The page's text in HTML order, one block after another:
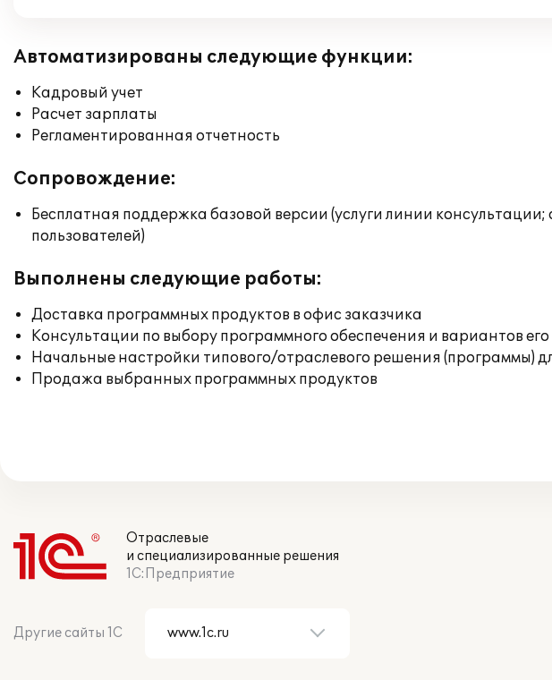
Автоматизированы следующие функции:
Кадровый учет
Расчет зарплаты
Регламентированная отчетность
Сопровождение:
Бесплатная поддержка базовой версии (услуги линии
пользователей)
Выполнены следующие работы:
Доставка программных продуктов в офис заказчика
Консультации по выбору программного обеспечения и вариантов
Начальные настройки типового/отраслевого решения (программы)
Продажа выбранных программных продуктов
Отраслевые
и специализированные решения
1С:Предприятие
Другие сайты 1С